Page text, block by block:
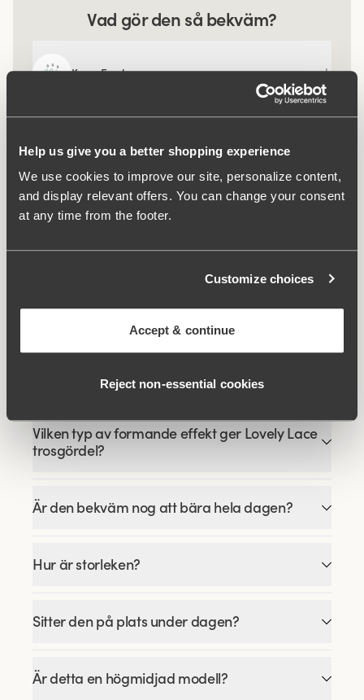
Help us give you a better shopping experience
We use cookies to improve our site, personalize content,
and display relevant offers. You can change your consent
at any time from the footer.
Customize choices
Accept & continue
Reject non‑essential cookies
Vad gör den så bekväm?
Keep Fresh
Relaterade produkter
Viewing image 1 of 5
Broderie Anglaise
framknäppt bh
249 kr 499 kr
Viewing image 1 of 9
Komfortaxelband
Lovely Lace bh
549 kr
Viewing image 1 of 9
Vilken typ av formande effekt ger Lovely Lace
trosgördel?
Är den bekväm nog att bära hela dagen?
Hur är storleken?
Sitter den på plats under dagen?
Är detta en högmidjad modell?